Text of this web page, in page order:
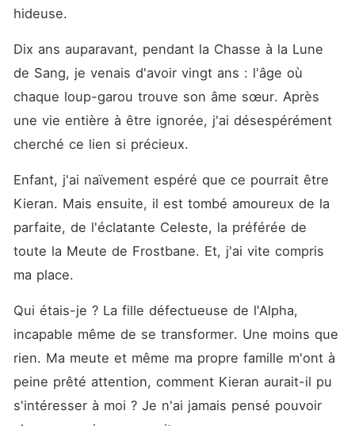
hideuse.
Dix ans auparavant, pendant la Chasse à la Lune
de Sang, je venais d'avoir vingt ans : l'âge où
chaque loup-garou trouve son âme sœur. Après
une vie entière à être ignorée, j'ai désespérément
cherché ce lien si précieux.
Enfant, j'ai naïvement espéré que ce pourrait être
Kieran. Mais ensuite, il est tombé amoureux de la
parfaite, de l'éclatante Celeste, la préférée de
toute la Meute de Frostbane. Et, j'ai vite compris
ma place.
Qui étais-je ? La fille défectueuse de l'Alpha,
incapable même de se transformer. Une moins que
rien. Ma meute et même ma propre famille m'ont à
peine prêté attention, comment Kieran aurait-il pu
s'intéresser à moi ? Je n'ai jamais pensé pouvoir